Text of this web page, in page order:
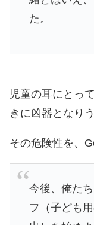
た。
児童の耳にとっ
きに凶器となりう
その危険性を、
今後、俺た
フ（子ども